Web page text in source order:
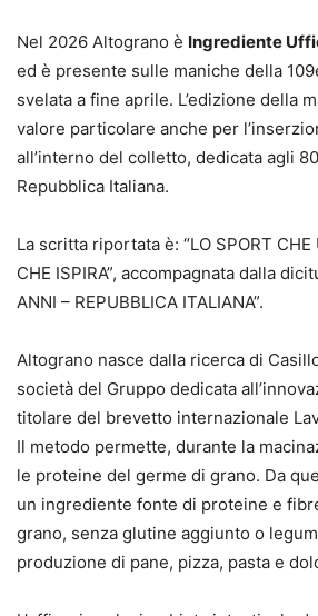
Nel 2026 Altograno è Ingrediente
ed è presente sulle maniche della
svelata a fine aprile. L’edizione della
valore particolare anche per
all’interno del colletto, dedicata agli
Repubblica Italiana.
La scritta riportata è: “LO SPORT CHE
CHE ISPIRA”, accompagnata dalla
ANNI – REPUBBLICA ITALIANA”.
Altograno nasce dalla ricerca di
società del Gruppo dedicata
titolare del brevetto internazionale
Il metodo permette, durante la
le proteine del germe di grano. Da
un ingrediente fonte di proteine e
grano, senza glutine aggiunto o
produzione di pane, pizza, pasta e